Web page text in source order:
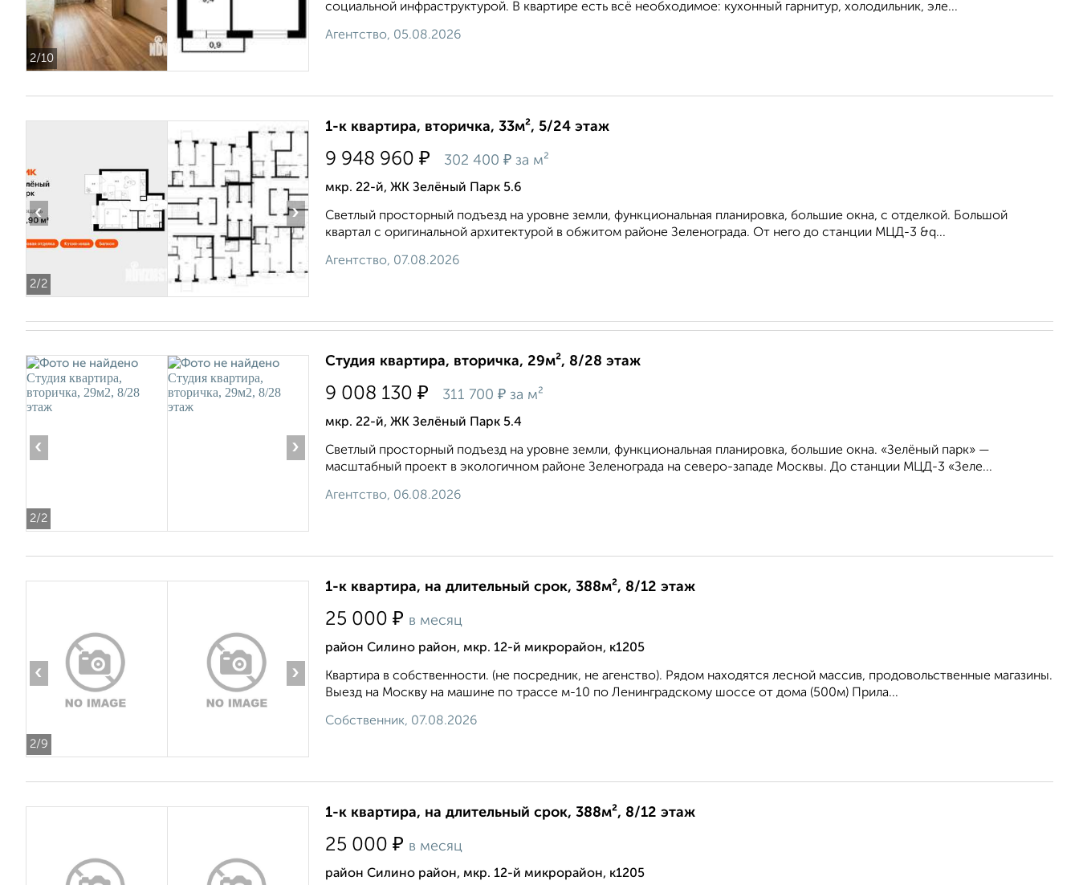
2/10
социальной инфраструктурой. В квартире есть всё необходимое: кухонный гарнитур, холодильник, эле...
Агентство, 05.08.2026
2/2
‹ ›
1-к квартира, вторичка, 33м², 5/24 этаж
9 948 960 ₽ 302 400 ₽ за м²
мкр. 22-й, ЖК Зелёный Парк 5.6
Светлый просторный подъезд на уровне земли, функциональная планировка, большие окна, c отделкой. Большой
квартал с оригинальной архитектурой в обжитом районе Зеленограда. От него до станции МЦД-3 &q...
Агентство, 07.08.2026
2/2
‹ ›
Студия квартира, вторичка, 29м², 8/28 этаж
9 008 130 ₽ 311 700 ₽ за м²
мкр. 22-й, ЖК Зелёный Парк 5.4
Светлый просторный подъезд на уровне земли, функциональная планировка, большие окна. «Зелёный парк» —
масштабный проект в экологичном районе Зеленограда на северо-западе Москвы. До станции МЦД-3 «Зеле...
Агентство, 06.08.2026
2/9
‹ ›
1-к квартира, на длительный срок, 388м², 8/12 этаж
25 000 ₽ в месяц
район Силино район, мкр. 12-й микрорайон, к1205
Квартира в собственности. (не посредник, не агенство). Рядом находятся лесной массив, продовольственные магазины.
Выезд на Москву на машине по трассе м-10 по Ленинградскому шоссе от дома (500м) Прила...
Собственник, 07.08.2026
1-к квартира, на длительный срок, 388м², 8/12 этаж
25 000 ₽ в месяц
район Силино район, мкр. 12-й микрорайон, к1205